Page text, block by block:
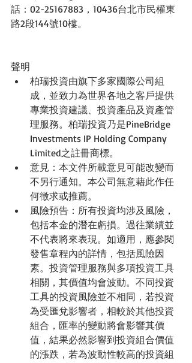
話：02-25167883，10436台北市民權東
路2段144號10樓。
聲明
柏瑞投資由旗下多家國際公司組
成，並致力為世界各地之客戶提供
專業投資建議、投資產品及資產管
理服務。柏瑞投資乃是PineBridge
Investments IP Holding Company
Limited之註冊商標。
意見：本文件所載意見可能改變而
不另行通知。本公司無意藉此作任
何徵求或推薦。
風險預告：所有投資均涉及風險，
包括本金的潛在虧損。過往業績並
不代表將來表現。如適用，應參閱
發售章程內的詳情，包括風險因
素。投資管理服務與多項投資工具
相關，其價值均會波動。不同投資
工具的投資風險並不相同，若投資
為受匯兌影響者，相較於其他投資
組合，匯率的變動將會影響其價
值，結果必然影響到投資組合價值
的漲跌，若為波動性較高的投資組